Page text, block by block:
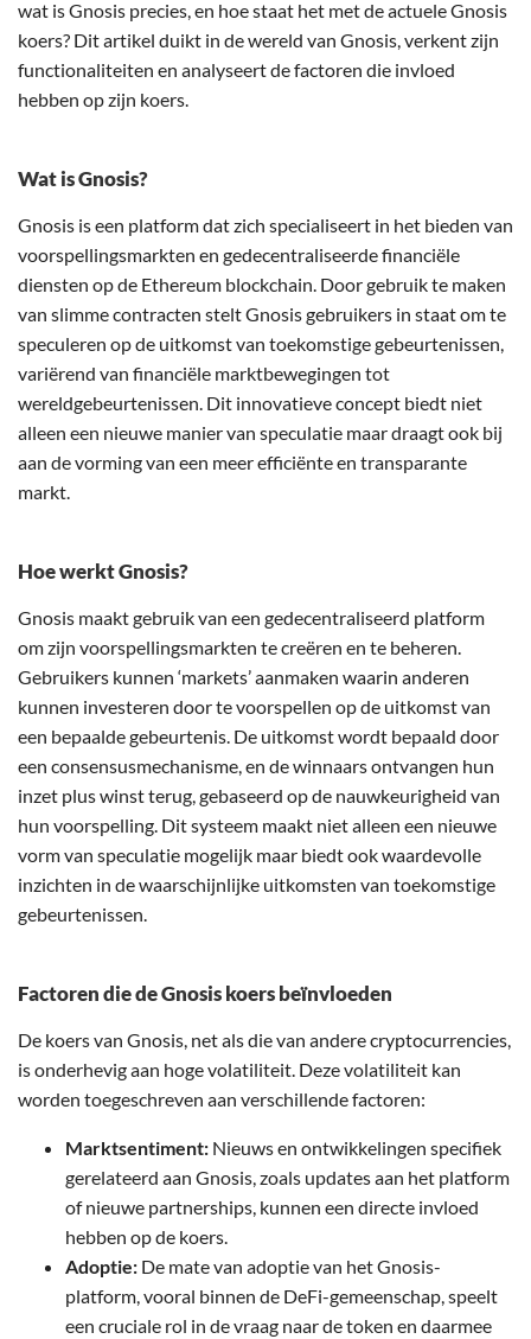
wat is Gnosis precies, en hoe staat het met de actuele Gnosis
koers? Dit artikel duikt in de wereld van Gnosis, verkent zijn
functionaliteiten en analyseert de factoren die invloed
hebben op zijn koers.
Wat is Gnosis?
Gnosis is een platform dat zich specialiseert in het bieden van
voorspellingsmarkten en gedecentraliseerde financiële
diensten op de Ethereum blockchain. Door gebruik te maken
van slimme contracten stelt Gnosis gebruikers in staat om te
speculeren op de uitkomst van toekomstige gebeurtenissen,
variërend van financiële marktbewegingen tot
wereldgebeurtenissen. Dit innovatieve concept biedt niet
alleen een nieuwe manier van speculatie maar draagt ook bij
aan de vorming van een meer efficiënte en transparante
markt.
Hoe werkt Gnosis?
Gnosis maakt gebruik van een gedecentraliseerd platform
om zijn voorspellingsmarkten te creëren en te beheren.
Gebruikers kunnen ‘markets’ aanmaken waarin anderen
kunnen investeren door te voorspellen op de uitkomst van
een bepaalde gebeurtenis. De uitkomst wordt bepaald door
een consensusmechanisme, en de winnaars ontvangen hun
inzet plus winst terug, gebaseerd op de nauwkeurigheid van
hun voorspelling. Dit systeem maakt niet alleen een nieuwe
vorm van speculatie mogelijk maar biedt ook waardevolle
inzichten in de waarschijnlijke uitkomsten van toekomstige
gebeurtenissen.
Factoren die de Gnosis koers beïnvloeden
De koers van Gnosis, net als die van andere cryptocurrencies,
is onderhevig aan hoge volatiliteit. Deze volatiliteit kan
worden toegeschreven aan verschillende factoren:
Marktsentiment: Nieuws en ontwikkelingen specifiek
gerelateerd aan Gnosis, zoals updates aan het platform
of nieuwe partnerships, kunnen een directe invloed
hebben op de koers.
Adoptie: De mate van adoptie van het Gnosis-
platform, vooral binnen de DeFi-gemeenschap, speelt
een cruciale rol in de vraag naar de token en daarmee